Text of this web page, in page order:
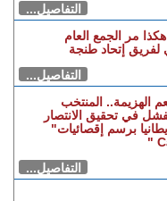
التفاصيل...
هكذا مر الجمع العام
لفريق إتحاد طنجة
التفاصيل...
الهزيمة.. المنتخب
في تحقيق الانتصار
برسم إقصائيات"
التفاصيل...